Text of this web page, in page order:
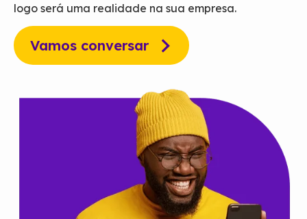
logo será uma realidade na sua empresa.
Vamos conversar